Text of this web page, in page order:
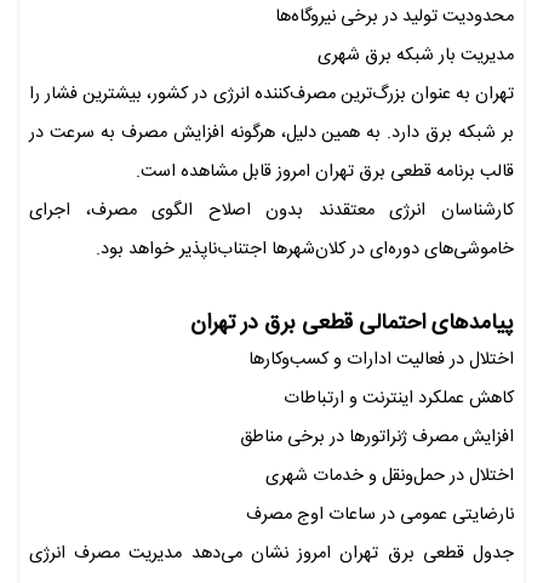
محدودیت تولید در برخی نیروگاه‌ها
مدیریت بار شبکه برق شهری
تهران به عنوان بزرگ‌ترین مصرف‌کننده انرژی در کشور، بیشترین فشار را
بر شبکه برق دارد. به همین دلیل، هرگونه افزایش مصرف به سرعت در
قالب برنامه قطعی برق تهران امروز قابل مشاهده است.
کارشناسان انرژی معتقدند بدون اصلاح الگوی مصرف، اجرای
خاموشی‌های دوره‌ای در کلان‌شهرها اجتناب‌ناپذیر خواهد بود.
پیامدهای احتمالی قطعی برق در تهران
اختلال در فعالیت ادارات و کسب‌وکارها
کاهش عملکرد اینترنت و ارتباطات
افزایش مصرف ژنراتورها در برخی مناطق
اختلال در حمل‌ونقل و خدمات شهری
نارضایتی عمومی در ساعات اوج مصرف
جدول قطعی برق تهران امروز نشان می‌دهد مدیریت مصرف انرژی